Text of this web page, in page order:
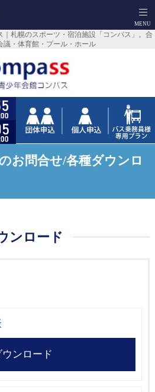
｜札幌のスポーツ・宿泊施設「コンパス」。合
議・体育館・プール・ホール
お問合せ/各種ダウンロ
ンロード
ウンロード